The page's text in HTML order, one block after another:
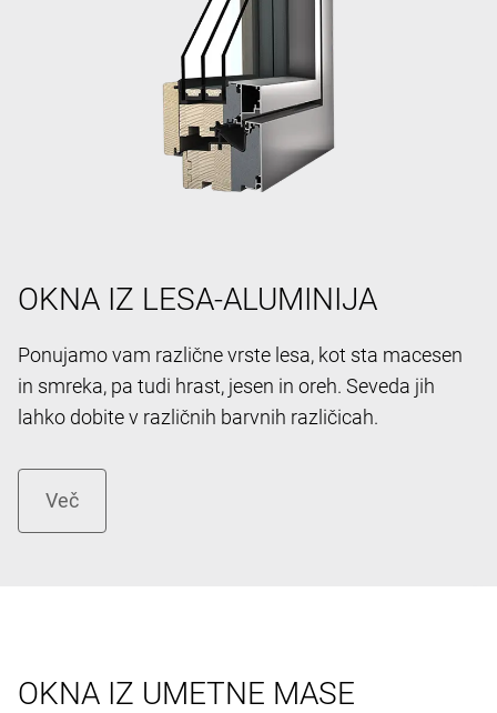
OKNA IZ LESA-ALUMINIJA
Ponujamo vam različne vrste lesa, kot sta macesen
in smreka, pa tudi hrast, jesen in oreh. Seveda jih
lahko dobite v različnih barvnih različicah.
OKNA IZ UMETNE MASE